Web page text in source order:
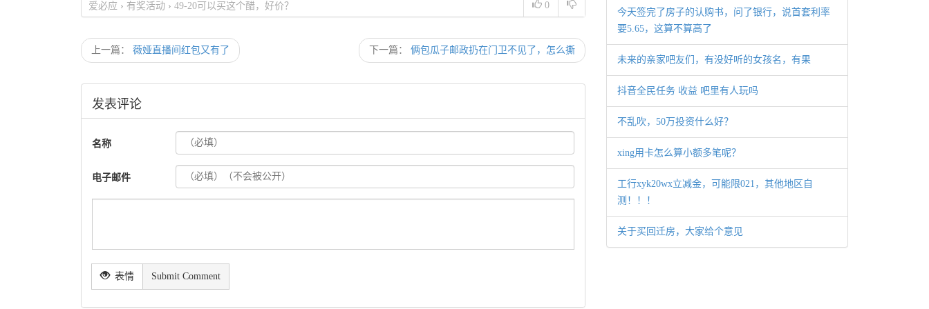
0
爱必应 › 有奖活动 › 49-20可以买这个醋，好价？
上一篇： 薇娅直播间红包又有了 下一篇： 俩包瓜子邮政扔在门卫不见了，怎么撕
发表评论
名称
电子邮件
表情 Submit Comment
今天签完了房子的认购书，问了银行，说首套利率
要5.65，这算不算高了
未来的亲家吧友们，有没好听的女孩名，有果
抖音全民任务 收益 吧里有人玩吗
不乱吹，50万投资什么好？
xing用卡怎么算小额多笔呢？
工行xyk20wx立减金，可能限021，其他地区自
测！！！
关于买回迁房，大家给个意见